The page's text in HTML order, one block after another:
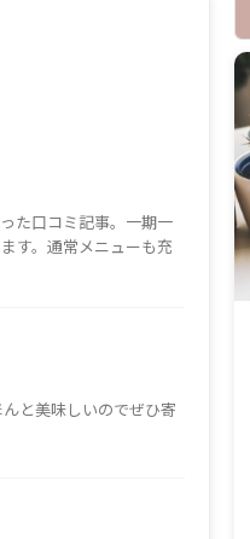
た口コミ記事。一期一
す。通常メニューも充
と美味しいのでぜひ寄